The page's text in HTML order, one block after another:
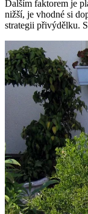
Dalším faktorem je
nižší, je vhodné si
strategii přivýdělku.